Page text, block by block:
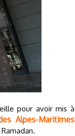
pour avoir mis à
Alpes-Maritimes